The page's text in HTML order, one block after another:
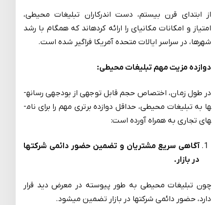
از ابتدای قرن بیستم، دست اندرکاران تبلیغات محیطی،
امتیاز و امکانات مکانی­ای را ارائه کرده­اند که همگام با رشد
شهرها، در سراسر ایالات متحده آمریکا فراگیر شده است.
دوازده مزیت مهم تبلیغات محیطی:
در طول زمان، اختصاص حجم قابل توجهی از بودجه­ی رسانه­
ها به تبلیغات محیطی، حداقل دوازده برتری مهم را برای نام­
های تجاری به همراه آورده است:
آگاهی سریع مشتریان و تضمین حضور دائمی شرکتها
در بازار.
چون تبلیغات محیطی به طور پیوسته در معرض دید قرار
دارد، حضور دائمی شرکتها در بازار تضمین میشود.